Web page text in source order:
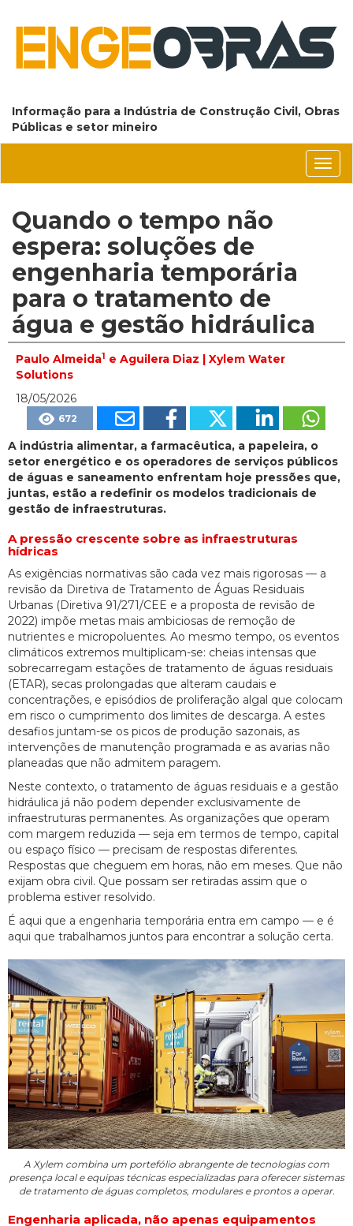
Informação para a Indústria de Construção Civil, Obras
Públicas e setor mineiro
Quando o tempo não
espera: soluções de
engenharia temporária
para o tratamento de
água e gestão hidráulica
Paulo Almeida1 e Aguilera Diaz | Xylem Water
Solutions
18/05/2026
672
A indústria alimentar, a farmacêutica, a papeleira, o
setor energético e os operadores de serviços públicos
de águas e saneamento enfrentam hoje pressões que,
juntas, estão a redefinir os modelos tradicionais de
gestão de infraestruturas.
A pressão crescente sobre as infraestruturas
hídricas
As exigências normativas são cada vez mais rigorosas — a
revisão da Diretiva de Tratamento de Águas Residuais
Urbanas (Diretiva 91/271/CEE e a proposta de revisão de
2022) impõe metas mais ambiciosas de remoção de
nutrientes e micropoluentes. Ao mesmo tempo, os eventos
climáticos extremos multiplicam-se: cheias intensas que
sobrecarregam estações de tratamento de águas residuais
(ETAR), secas prolongadas que alteram caudais e
concentrações, e episódios de proliferação algal que colocam
em risco o cumprimento dos limites de descarga. A estes
desafios juntam-se os picos de produção sazonais, as
intervenções de manutenção programada e as avarias não
planeadas que não admitem paragem.
Neste contexto, o tratamento de águas residuais e a gestão
hidráulica já não podem depender exclusivamente de
infraestruturas permanentes. As organizações que operam
com margem reduzida — seja em termos de tempo, capital
ou espaço físico — precisam de respostas diferentes.
Respostas que cheguem em horas, não em meses. Que não
exijam obra civil. Que possam ser retiradas assim que o
problema estiver resolvido.
É aqui que a engenharia temporária entra em campo — e é
aqui que trabalhamos juntos para encontrar a solução certa.
A Xylem combina um portefólio abrangente de tecnologias com
presença local e equipas técnicas especializadas para oferecer sistemas
de tratamento de águas completos, modulares e prontos a operar.
Engenharia aplicada, não apenas equipamentos